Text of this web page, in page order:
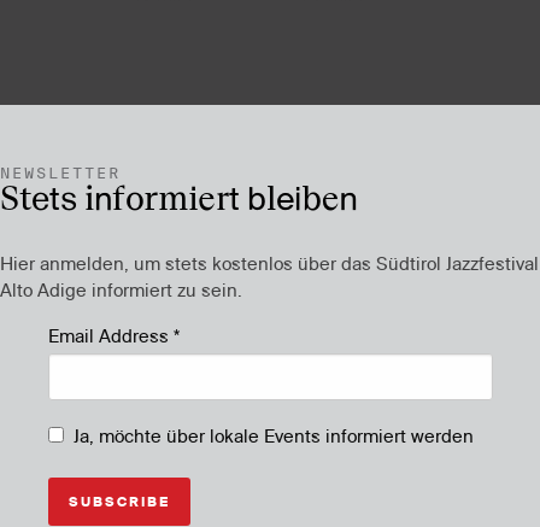
NEWSLETTER
Stets informiert bleiben
Hier anmelden, um stets kostenlos über das Südtirol Jazzfestival
Alto Adige informiert zu sein.
Email Address *
Ja, möchte über lokale Events informiert werden